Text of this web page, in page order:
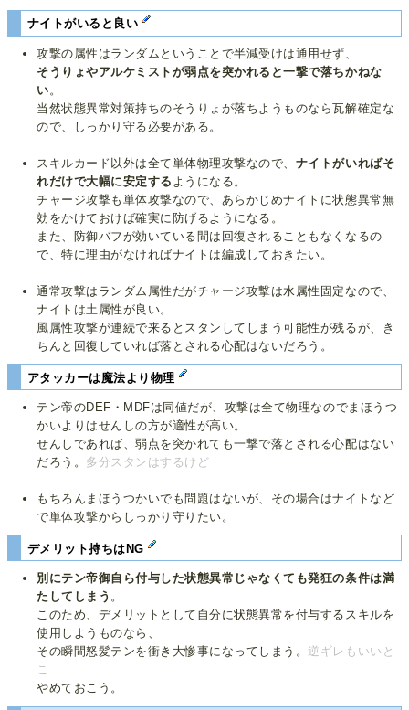
ナイトがいると良い
攻撃の属性はランダムということで半減受けは通用せず、
そうりょやアルケミストが弱点を突かれると一撃で落ちかねな
い 。
当然状態異常対策持ちのそうりょが落ちようものなら瓦解確定な
ので、しっかり守る必要がある。
スキルカード以外は全て単体物理攻撃なので、 ナイトがいればそ
れだけで大幅に安定する ようになる。
チャージ攻撃も単体攻撃なので、あらかじめナイトに状態異常無
効をかけておけば確実に防げるようになる。
また、防御バフが効いている間は回復されることもなくなるの
で、特に理由がなければナイトは編成しておきたい。
通常攻撃はランダム属性だがチャージ攻撃は水属性固定なので、
ナイトは土属性が良い。
風属性攻撃が連続で来るとスタンしてしまう可能性が残るが、き
ちんと回復していれば落とされる心配はないだろう。
アタッカーは魔法より物理
テン帝のDEF・MDFは同値だが、攻撃は全て物理なのでまほうつ
かいよりはせんしの方が適性が高い。
せんしであれば、弱点を突かれても一撃で落とされる心配はない
だろう。 多分スタンはするけど
もちろんまほうつかいでも問題はないが、その場合はナイトなど
で単体攻撃からしっかり守りたい。
デメリット持ちはNG
別にテン帝御自ら付与した状態異常じゃなくても発狂の条件は満
たしてしまう 。
このため、デメリットとして自分に状態異常を付与するスキルを
使用しようものなら、
その瞬間怒髪テンを衝き大惨事になってしまう。逆ギレもいいと
こ
やめておこう。